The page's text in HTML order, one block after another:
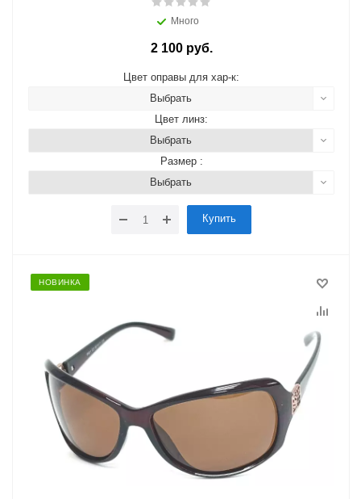
Много
2 100 руб.
Цвет оправы для хар-к:
Выбрать
Цвет линз:
Выбрать
Размер :
Выбрать
Купить
НОВИНКА